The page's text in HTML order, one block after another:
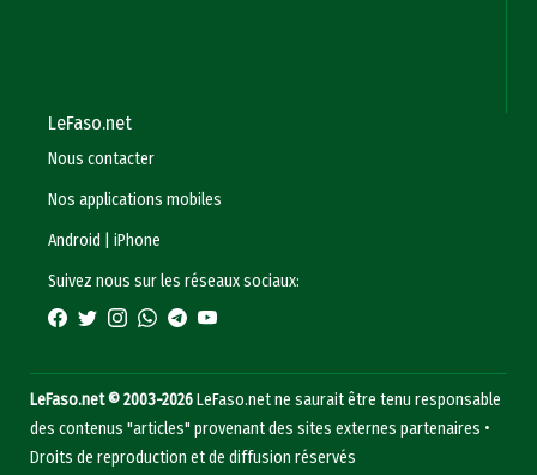
LeFaso.net
Nous contacter
Nos applications mobiles
Android
|iPhone
Suivez nous sur les réseaux sociaux:
LeFaso.net © 2003-2026LeFaso.net ne saurait être tenu responsable
des contenus "articles" provenant des sites externes partenaires •
Droits de reproduction et de diffusion réservés